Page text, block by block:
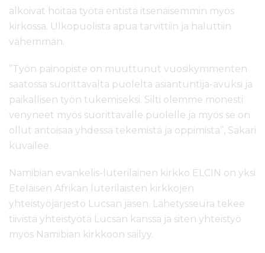
alkoivat hoitaa työtä entistä itsenäisemmin myös
kirkossa. Ulkopuolista apua tarvittiin ja haluttiin
vähemmän.
”Työn painopiste on muuttunut vuosikymmenten
saatossa suorittavalta puolelta asiantuntija-avuksi ja
paikallisen työn tukemiseksi. Silti olemme monesti
venyneet myös suorittavalle puolelle ja myös se on
ollut antoisaa yhdessä tekemistä ja oppimista”, Sakari
kuvailee.
Namibian evankelis-luterilainen kirkko ELCIN on yksi
Eteläisen Afrikan luterilaisten kirkkojen
yhteistyöjärjestö Lucsan jäsen. Lähetysseura tekee
tiivistä yhteistyötä Lucsan kanssa ja siten yhteistyö
myös Namibian kirkkoon säilyy.